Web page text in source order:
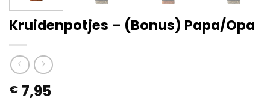
Kruidenpotjes – (Bonus) Papa/Opa
€ 7,95